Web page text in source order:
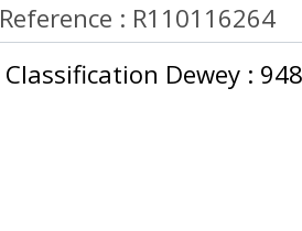
Reference : R110116264
Classification Dewey :